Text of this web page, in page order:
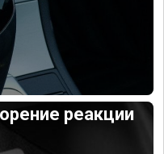
реакции